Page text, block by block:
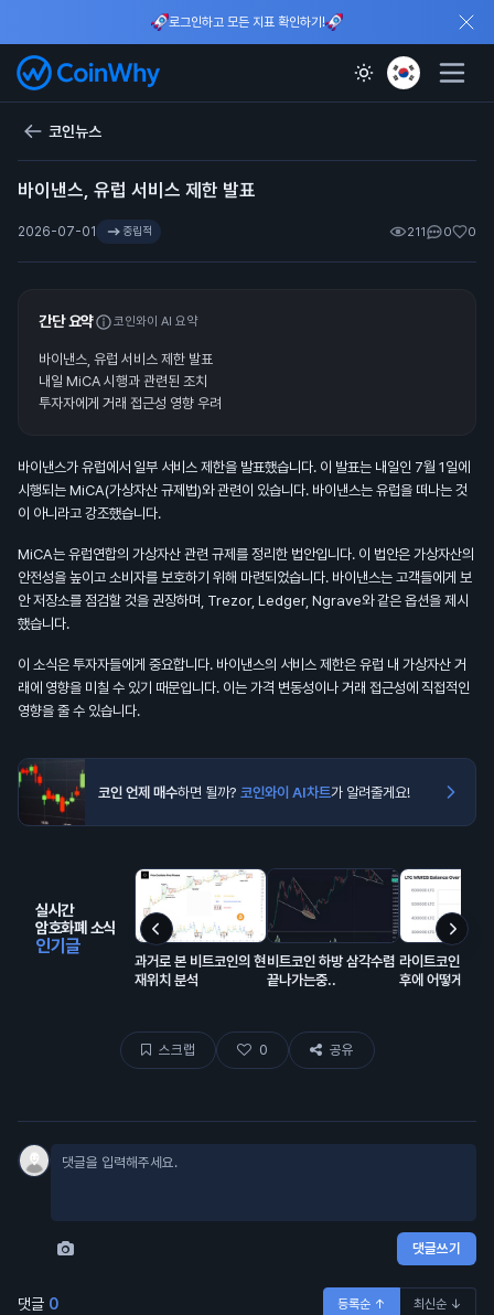
로그인하고 모든 지표 확인하기!
코인뉴스
바이낸스, 유럽 서비스 제한 발표
2026-07-01 중립적 211 0 0
간단 요약 코인와이 AI 요약
바이낸스, 유럽 서비스 제한 발표
내일 MiCA 시행과 관련된 조치
투자자에게 거래 접근성 영향 우려
바이낸스가 유럽에서 일부 서비스 제한을 발표했습니다. 이 발표는 내일인 7월 1일에
시행되는 MiCA(가상자산 규제법)와 관련이 있습니다. 바이낸스는 유럽을 떠나는 것
이 아니라고 강조했습니다.
MiCA는 유럽연합의 가상자산 관련 규제를 정리한 법안입니다. 이 법안은 가상자산의
안전성을 높이고 소비자를 보호하기 위해 마련되었습니다. 바이낸스는 고객들에게 보
안 저장소를 점검할 것을 권장하며, Trezor, Ledger, Ngrave와 같은 옵션을 제시
했습니다.
이 소식은 투자자들에게 중요합니다. 바이낸스의 서비스 제한은 유럽 내 가상자산 거
래에 영향을 미칠 수 있기 때문입니다. 이는 가격 변동성이나 거래 접근성에 직접적인
영향을 줄 수 있습니다.
코인 언제 매수하면 될까? 코인와이 AI차트가 알려줄게요!
실시간
암호화폐 소식
인기글
과거로 본 비트코인의 현
재위치 분석
비트코인 하방 삼각수렴
끝나가는중..
라이트코인
후에 어떻게 될
스크랩 0 공유
댓글쓰기
댓글 0 등록순 ↑ 최신순 ↓